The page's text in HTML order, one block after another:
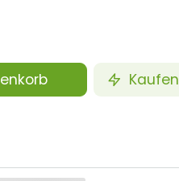
Kaufen